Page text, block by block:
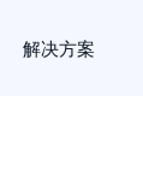
解决方案